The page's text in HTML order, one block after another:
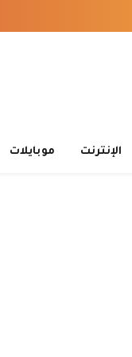
الإنترنت موبايلات